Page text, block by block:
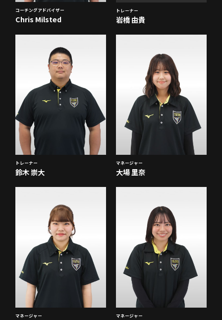
コーチングアドバイザー
Chris Milsted
トレーナー
岩橋 由貴
トレーナー
鈴木 崇大
マネージャー
大場 里奈
マネージャー マネージャー